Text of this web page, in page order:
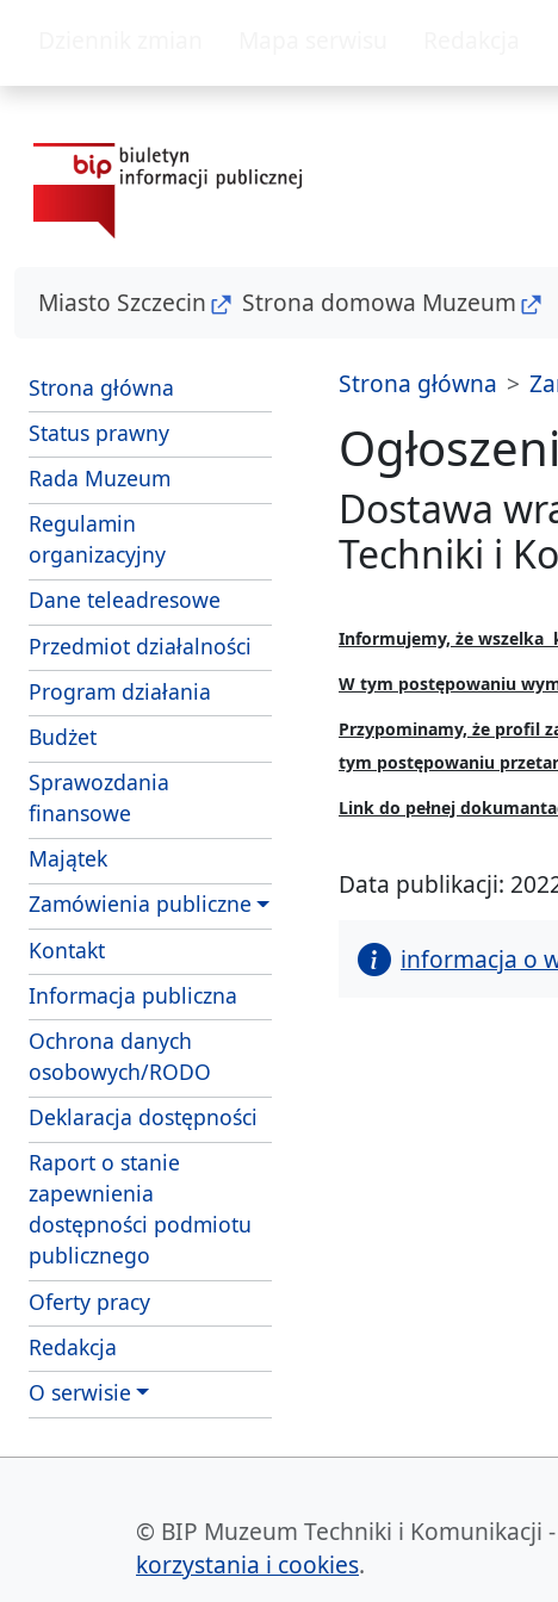
Miasto Szczecin Strona domowa Muzeum
Strona główna
Status prawny
Rada Muzeum
Regulamin
organizacyjny
Dane teleadresowe
Przedmiot działalności
Program działania
Budżet
Sprawozdania
finansowe
Majątek
Zamówienia publiczne
Kontakt
Informacja publiczna
Ochrona danych
osobowych/RODO
Deklaracja dostępności
Raport o stanie
zapewnienia
dostępności podmiotu
publicznego
Oferty pracy
Redakcja
O serwisie
Strona główna
Dostawa
Techniki i
Informujemy, że wszelka
W tym postępowaniu
Przypominamy, że profil
tym postępowaniu
Link do pełnej
Data publikacji:
informacja o
© BIP Muzeum Techniki i Komunikacji
korzystania i cookies.